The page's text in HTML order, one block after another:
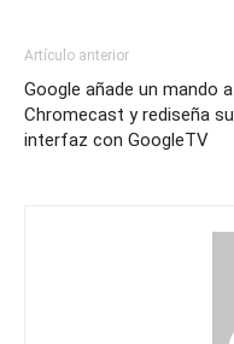
Artículo anterior
Google añade un mando a
Chromecast y rediseña su
interfaz con GoogleTV